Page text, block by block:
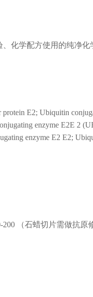
化学配方使用的纯净化
E2; Ubiquitin
enzyme E2E 2
enzyme E2 E2;
200 （石蜡切片需做抗原